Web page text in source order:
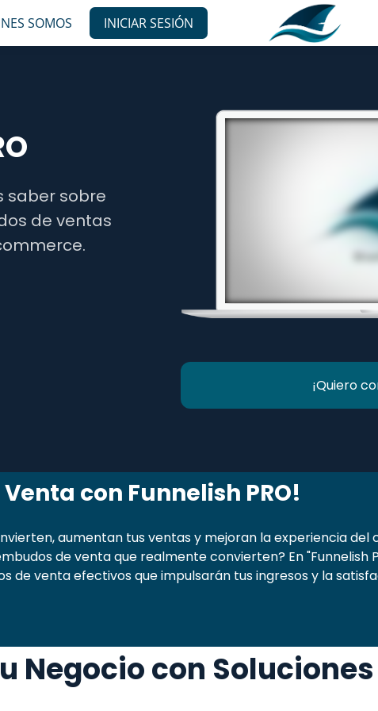
SOMOS INICIAR SESIÓN
saber sobre
de ventas
¡Quiero
con Funnelish PRO!
aumentan tus ventas y mejoran la experiencia del
de venta que realmente convierten? En "Funnelish
de venta efectivos que impulsarán tus ingresos y la
Negocio con Soluciones